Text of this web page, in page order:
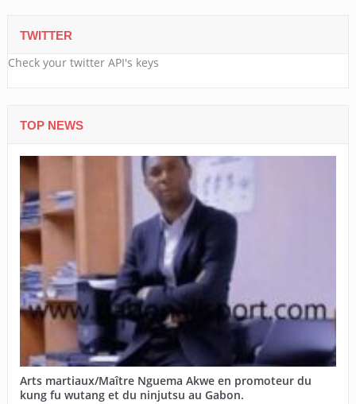
TWITTER
Check your twitter API's keys
TOP NEWS
Arts martiaux/Maître Nguema Akwe en promoteur du
kung fu wutang et du ninjutsu au Gabon.